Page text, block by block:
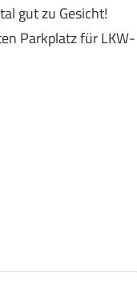
gut zu Gesicht!
Parkplatz für LKW-